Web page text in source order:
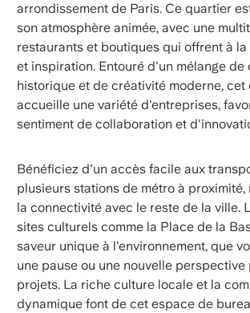
arrondissement de Paris. Ce quartier
son atmosphère animée, avec une
restaurants et boutiques qui offrent à
et inspiration. Entouré d'un mélange de
historique et de créativité moderne, cet
accueille une variété d'entreprises,
sentiment de collaboration et
Bénéficiez d'un accès facile aux
plusieurs stations de métro à
la connectivité avec le reste de la ville.
sites culturels comme la Place de la
saveur unique à l'environnement, que
une pause ou une nouvelle perspective
projets. La riche culture locale et la
dynamique font de cet espace de